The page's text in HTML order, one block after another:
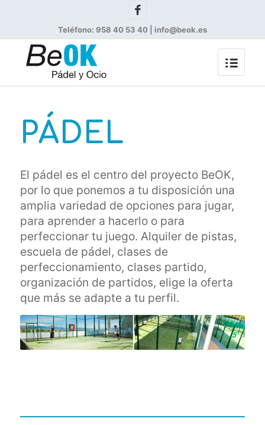
Teléfono: 958 40 53 40 | info@beok.es
PÁDEL
El pádel es el centro del proyecto BeOK,
por lo que ponemos a tu disposición una
amplia variedad de opciones para jugar,
para aprender a hacerlo o para
perfeccionar tu juego. Alquiler de pistas,
escuela de pádel, clases de
perfeccionamiento, clases partido,
organización de partidos, elige la oferta
que más se adapte a tu perfil.